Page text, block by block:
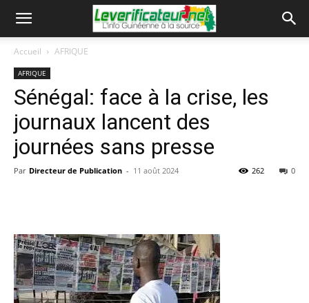
Accueil AFRIQUE
AFRIQUE
Sénégal: face à la crise, les
journaux lancent des
journées sans presse
Par Directeur de Publication - 11 août 2024 0
262